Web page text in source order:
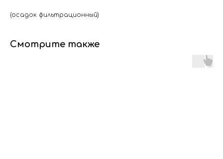
(осадок фильтрационный)
Смотрите также